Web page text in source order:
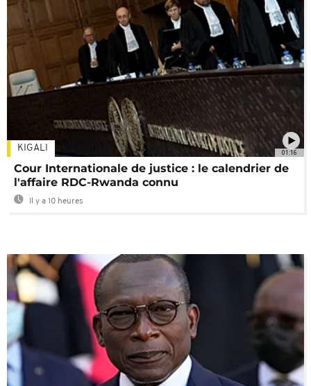
01:16
KIGALI
Cour Internationale de justice : le calendrier de
l'affaire RDC-Rwanda connu
Il y a 10 heures